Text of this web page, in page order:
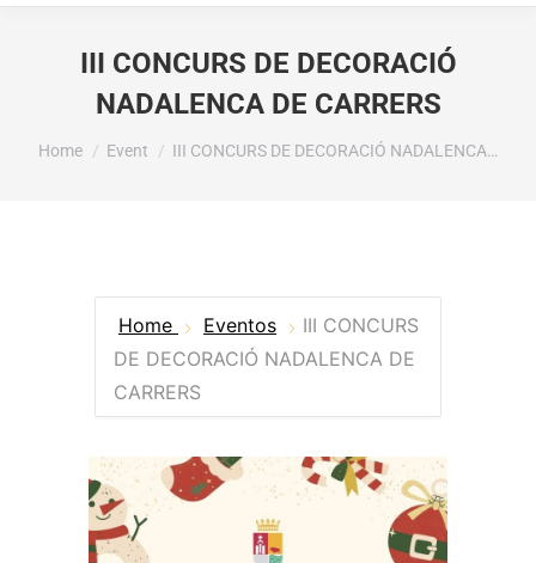
III CONCURS DE DECORACIÓ
NADALENCA DE CARRERS
You are here:
Home Event III CONCURS DE DECORACIÓ NADALENCA…
Home Eventos
III CONCURS
DE DECORACIÓ NADALENCA DE
CARRERS